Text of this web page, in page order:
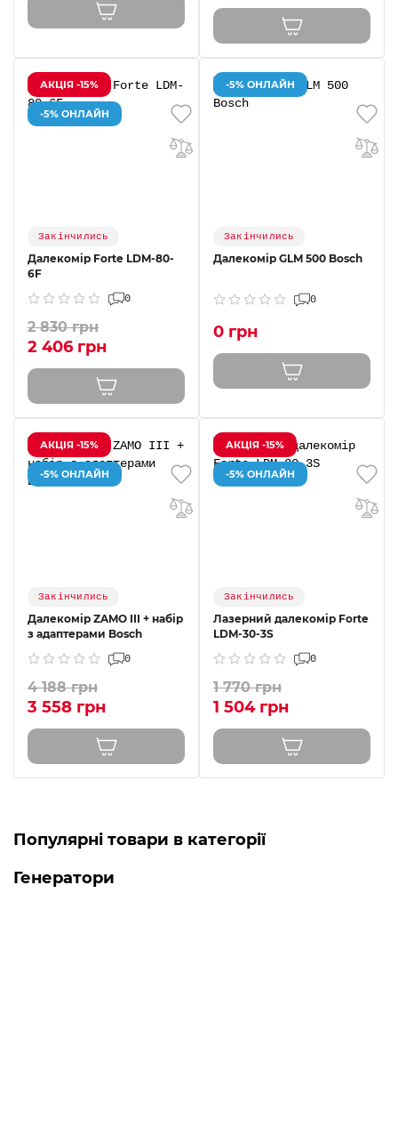
АКЦІЯ -15%
-5% ОНЛАЙН
Закінчились
Далекомір Forte LDM-80-
6F
0
2 830 грн
2 406 грн
-5% ОНЛАЙН
Закінчились
Далекомір GLM 500 Bosch
0
0 грн
АКЦІЯ -15%
-5% ОНЛАЙН
Закінчились
Далекомір ZAMO III + набір
з адаптерами Bosch
0
4 188 грн
3 558 грн
АКЦІЯ -15%
-5% ОНЛАЙН
Закінчились
Лазерний далекомір Forte
LDM-30-3S
0
1 770 грн
1 504 грн
Популярні товари в категорії
Генератори